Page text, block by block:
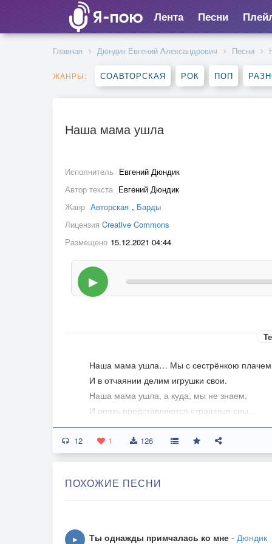
Лента Песни
Главная Дюндик Евгений Александрович Песни
ЖАНРЫ: СОАВТОРСКАЯ РОК ПОП
Наша мама ушла
Исполнитель Евгений Дюндик
Автор текста Евгений Дюндик
Жанр Авторская , Барды
Лицензия Creative Commons
Размещено 15.12.2021 04:44
▶
Наша мама ушла… Мы с сестрёнкою
И в отчаянии делим игрушки свои.
Наша мама ушла, а куда, мы не знаем,
И опять представляются страшные сны…
По углам снова чудятся мрачные тени,
Вспоминаются сказки про Бабу-Ягу.
Только щелкнет замок, скрипнут петли у
И погладив мне голову мягкой ладошкой,
12 1 126
ПОХОЖИЕ ПЕСНИ
▶ Ты однажды примчалась ко мне - Дюндик